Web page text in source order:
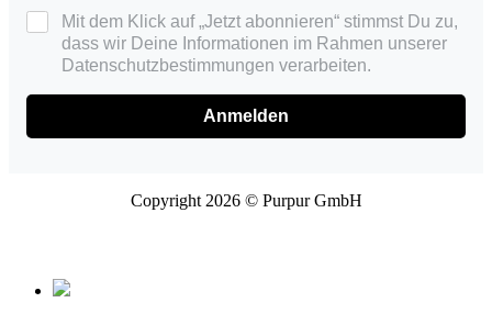
Mit dem Klick auf „Jetzt abonnieren“ stimmst Du zu,
dass wir Deine Informationen im Rahmen unserer
Datenschutzbestimmungen verarbeiten.
Anmelden
Copyright 2026 © Purpur GmbH